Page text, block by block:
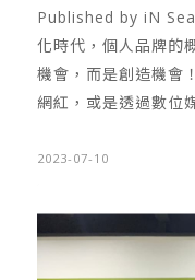
Published by iN
化時代，個人品牌的
機會，而是創造機會
網紅，或是透過數位
（Oprah…
2023-07-10